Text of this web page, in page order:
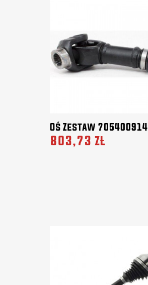
Oś Zestaw 705400914
803,73 zł